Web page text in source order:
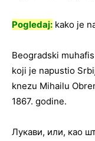
Pogledaj: kako je
Beogradski
koji je napustio
knezu Mihailu
1867. godine.
Лукави, или, као